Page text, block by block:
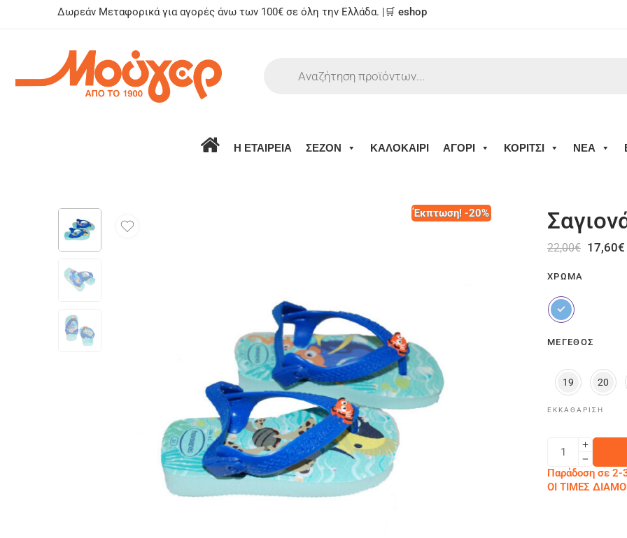
Δωρεάν Μεταφορικά για αγορές άνω των 100€ σε όλη την Ελλάδα. |🛒 eshop
Η ΕΤΑΙΡΕΙΑ ΣΕΖΟΝ ΚΑΛΟΚΑΙΡΙ ΑΓΟΡΙ ΚΟΡΙΤΣΙ ΝΕΑ
Έκπτωση! -20%
22,00€ 17,60€
ΧΡΏΜΑ
ΜΈΓΕΘΟΣ
19 20
ΕΚΚΑΘΆΡΙΣΗ
Παράδοση σε 2-
ΟΙ ΤΙΜΕΣ